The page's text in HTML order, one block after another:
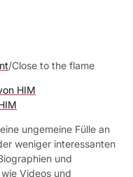
/Close to the flame
HIM
ungemeine Fülle an
weniger interessanten
und
Videos und